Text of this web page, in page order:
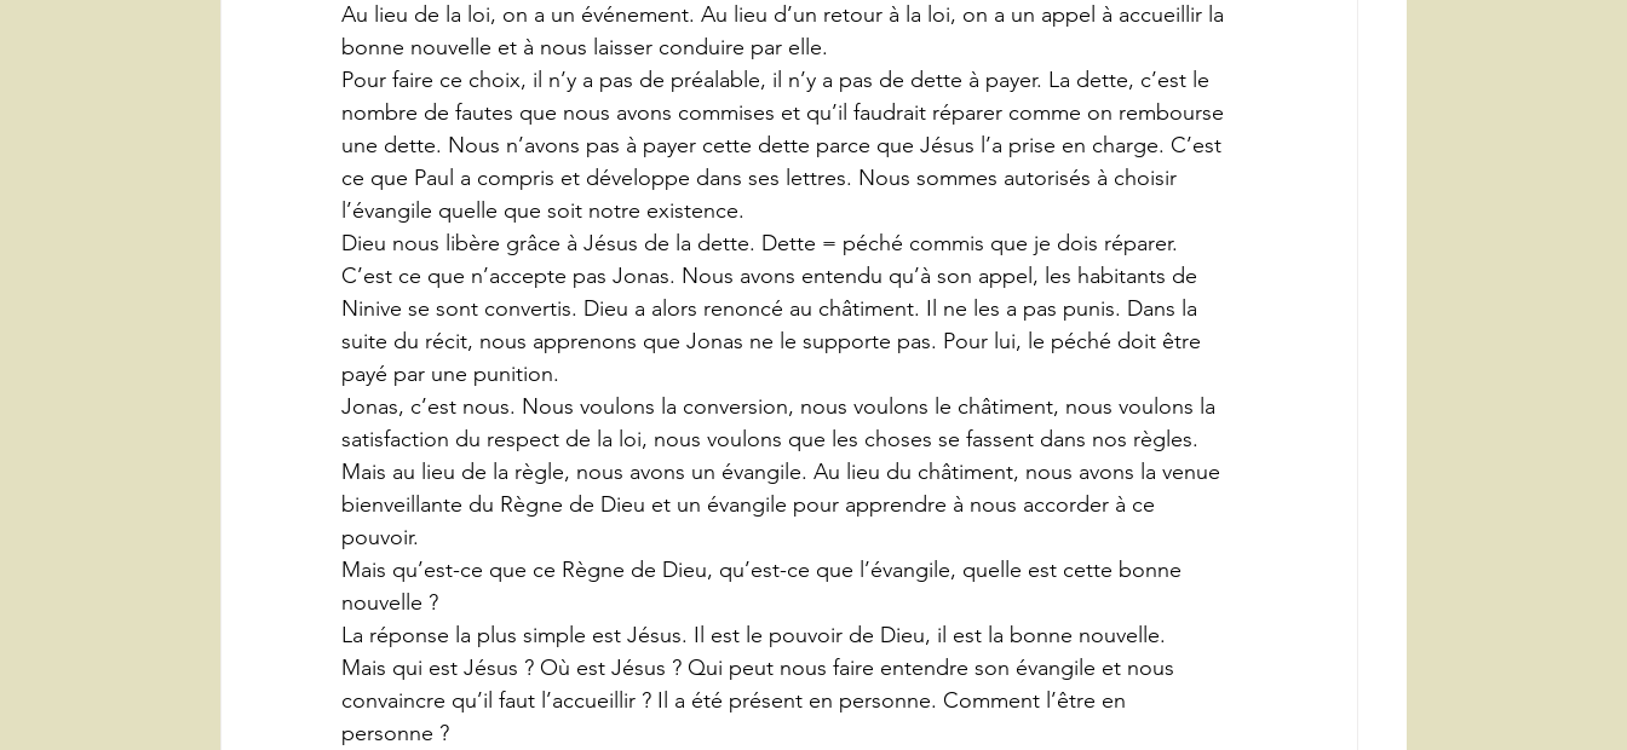
Au lieu de la loi, on a un événement. Au lieu d’un retour à la loi, on a un appel à accueillir la
bonne nouvelle et à nous laisser conduire par elle.
Pour faire ce choix, il n’y a pas de préalable, il n’y a pas de dette à payer. La dette, c’est le
nombre de fautes que nous avons commises et qu’il faudrait réparer comme on rembourse
une dette. Nous n’avons pas à payer cette dette parce que Jésus l’a prise en charge. C’est
ce que Paul a compris et développe dans ses lettres. Nous sommes autorisés à choisir
l’évangile quelle que soit notre existence.
Dieu nous libère grâce à Jésus de la dette. Dette = péché commis que je dois réparer.
C’est ce que n’accepte pas Jonas. Nous avons entendu qu’à son appel, les habitants de
Ninive se sont convertis. Dieu a alors renoncé au châtiment. Il ne les a pas punis. Dans la
suite du récit, nous apprenons que Jonas ne le supporte pas. Pour lui, le péché doit être
payé par une punition.
Jonas, c’est nous. Nous voulons la conversion, nous voulons le châtiment, nous voulons la
satisfaction du respect de la loi, nous voulons que les choses se fassent dans nos règles.
Mais au lieu de la règle, nous avons un évangile. Au lieu du châtiment, nous avons la venue
bienveillante du Règne de Dieu et un évangile pour apprendre à nous accorder à ce
pouvoir.
Mais qu’est-ce que ce Règne de Dieu, qu’est-ce que l’évangile, quelle est cette bonne
nouvelle ?
La réponse la plus simple est Jésus. Il est le pouvoir de Dieu, il est la bonne nouvelle.
Mais qui est Jésus ? Où est Jésus ? Qui peut nous faire entendre son évangile et nous
convaincre qu’il faut l’accueillir ? Il a été présent en personne. Comment l’être en
personne ?